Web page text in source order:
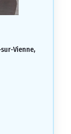
Vienne,